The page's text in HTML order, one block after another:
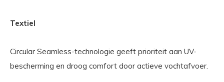
Textiel
Circular Seamless-technologie geeft prioriteit aan UV-
bescherming en droog comfort door actieve vochtafvoer.